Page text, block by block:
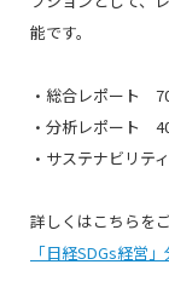
能です。
・総合レポート
・分析レポート
・サステナビリテ
詳しくはこちらを
「日経SDGs経営